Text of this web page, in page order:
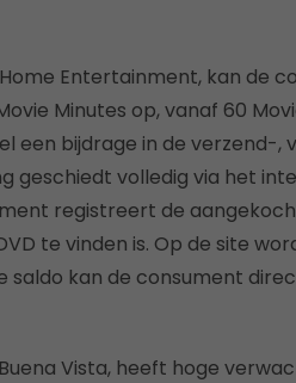
Entertainment, kan de
Minutes op, vanaf 60
een bijdrage in de verzend-,
geschiedt volledig via het
registreert de
te vinden is. Op de site
saldo kan de consument
Vista, heeft hoge